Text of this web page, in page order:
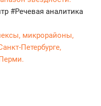
#Речевая аналитика
микрорайоны,
Петербурге,